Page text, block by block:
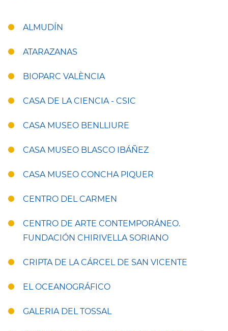
ALMUDÍN
ATARAZANAS
BIOPARC VALÈNCIA
CASA DE LA CIENCIA - CSIC
CASA MUSEO BENLLIURE
CASA MUSEO BLASCO IBÁÑEZ
CASA MUSEO CONCHA PIQUER
CENTRO DEL CARMEN
CENTRO DE ARTE CONTEMPORÁNEO.
FUNDACIÓN CHIRIVELLA SORIANO
CRIPTA DE LA CÁRCEL DE SAN VICENTE
EL OCEANOGRÁFICO
GALERIA DEL TOSSAL